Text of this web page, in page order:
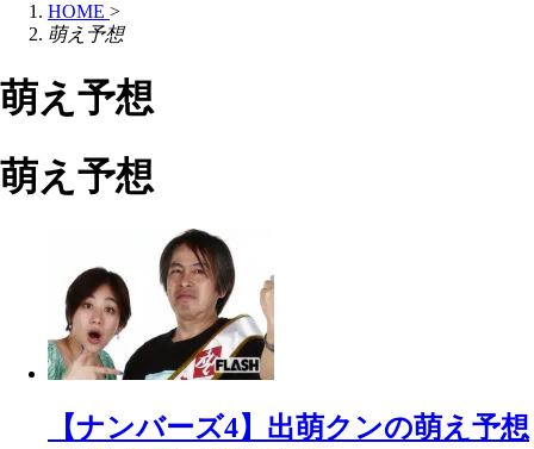
HOME >
萌え予想
萌え予想
萌え予想
【ナンバーズ4】出萌クンの萌え予想